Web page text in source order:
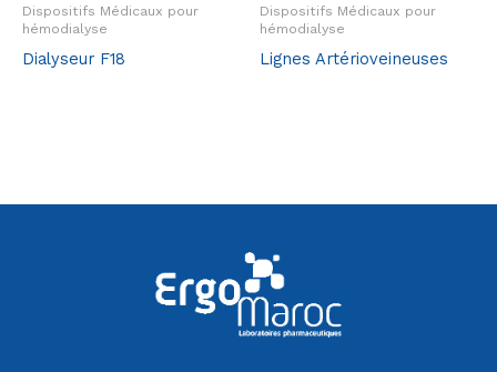
Dispositifs Médicaux pour
hémodialyse
Dialyseur F18
Dispositifs Médicaux pour
hémodialyse
Lignes Artérioveineuses